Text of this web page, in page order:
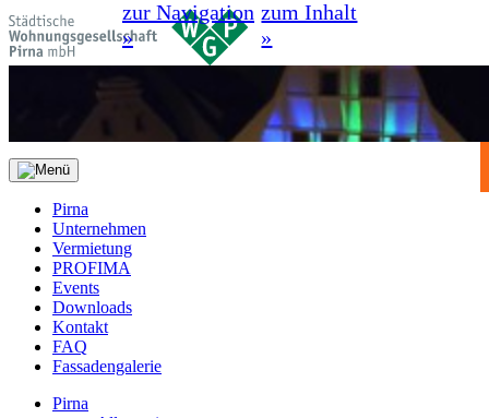
zur Navigation
»
zum Inhalt
»
Pirna
Unternehmen
Vermietung
PROFIMA
Events
Downloads
Kontakt
FAQ
Fassadengalerie
Pirna